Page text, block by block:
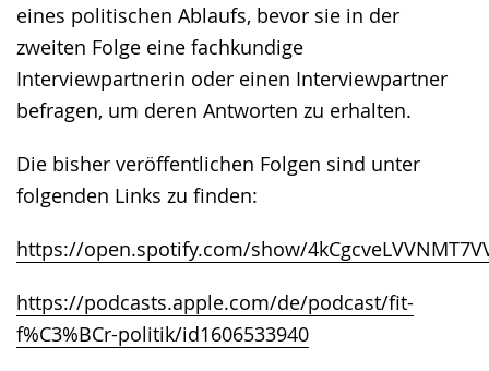
eines politischen Ablaufs, bevor sie in der
zweiten Folge eine fachkundige
Interviewpartnerin oder einen Interviewpartner
befragen, um deren Antworten zu erhalten.
Die bisher veröffentlichen Folgen sind unter
folgenden Links zu finden:
https://open.spotify.com/show/
https://podcasts.apple.com/de/podcast/fit-
f%C3%BCr-politik/id1606533940